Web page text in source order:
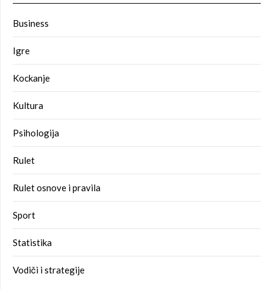
Business
Igre
Kockanje
Kultura
Psihologija
Rulet
Rulet osnove i pravila
Sport
Statistika
Vodiči i strategije